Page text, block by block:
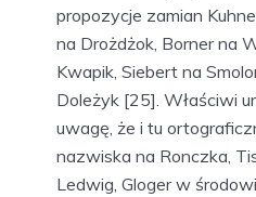
propozycje zamian
na Drożdżok, Borner na
Kwapik, Siebert na
Doleżyk [25]. Właściwi
uwagę, że i tu
nazwiska na Ronczka,
Ledwig, Gloger w